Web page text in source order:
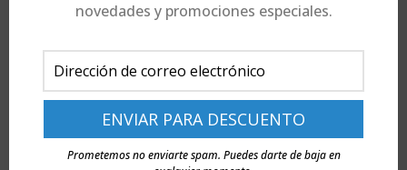
LA CHELO – VERMUT
Comprar
novedades y promociones especiales.
Prometemos no enviarte spam. Puedes darte de baja en